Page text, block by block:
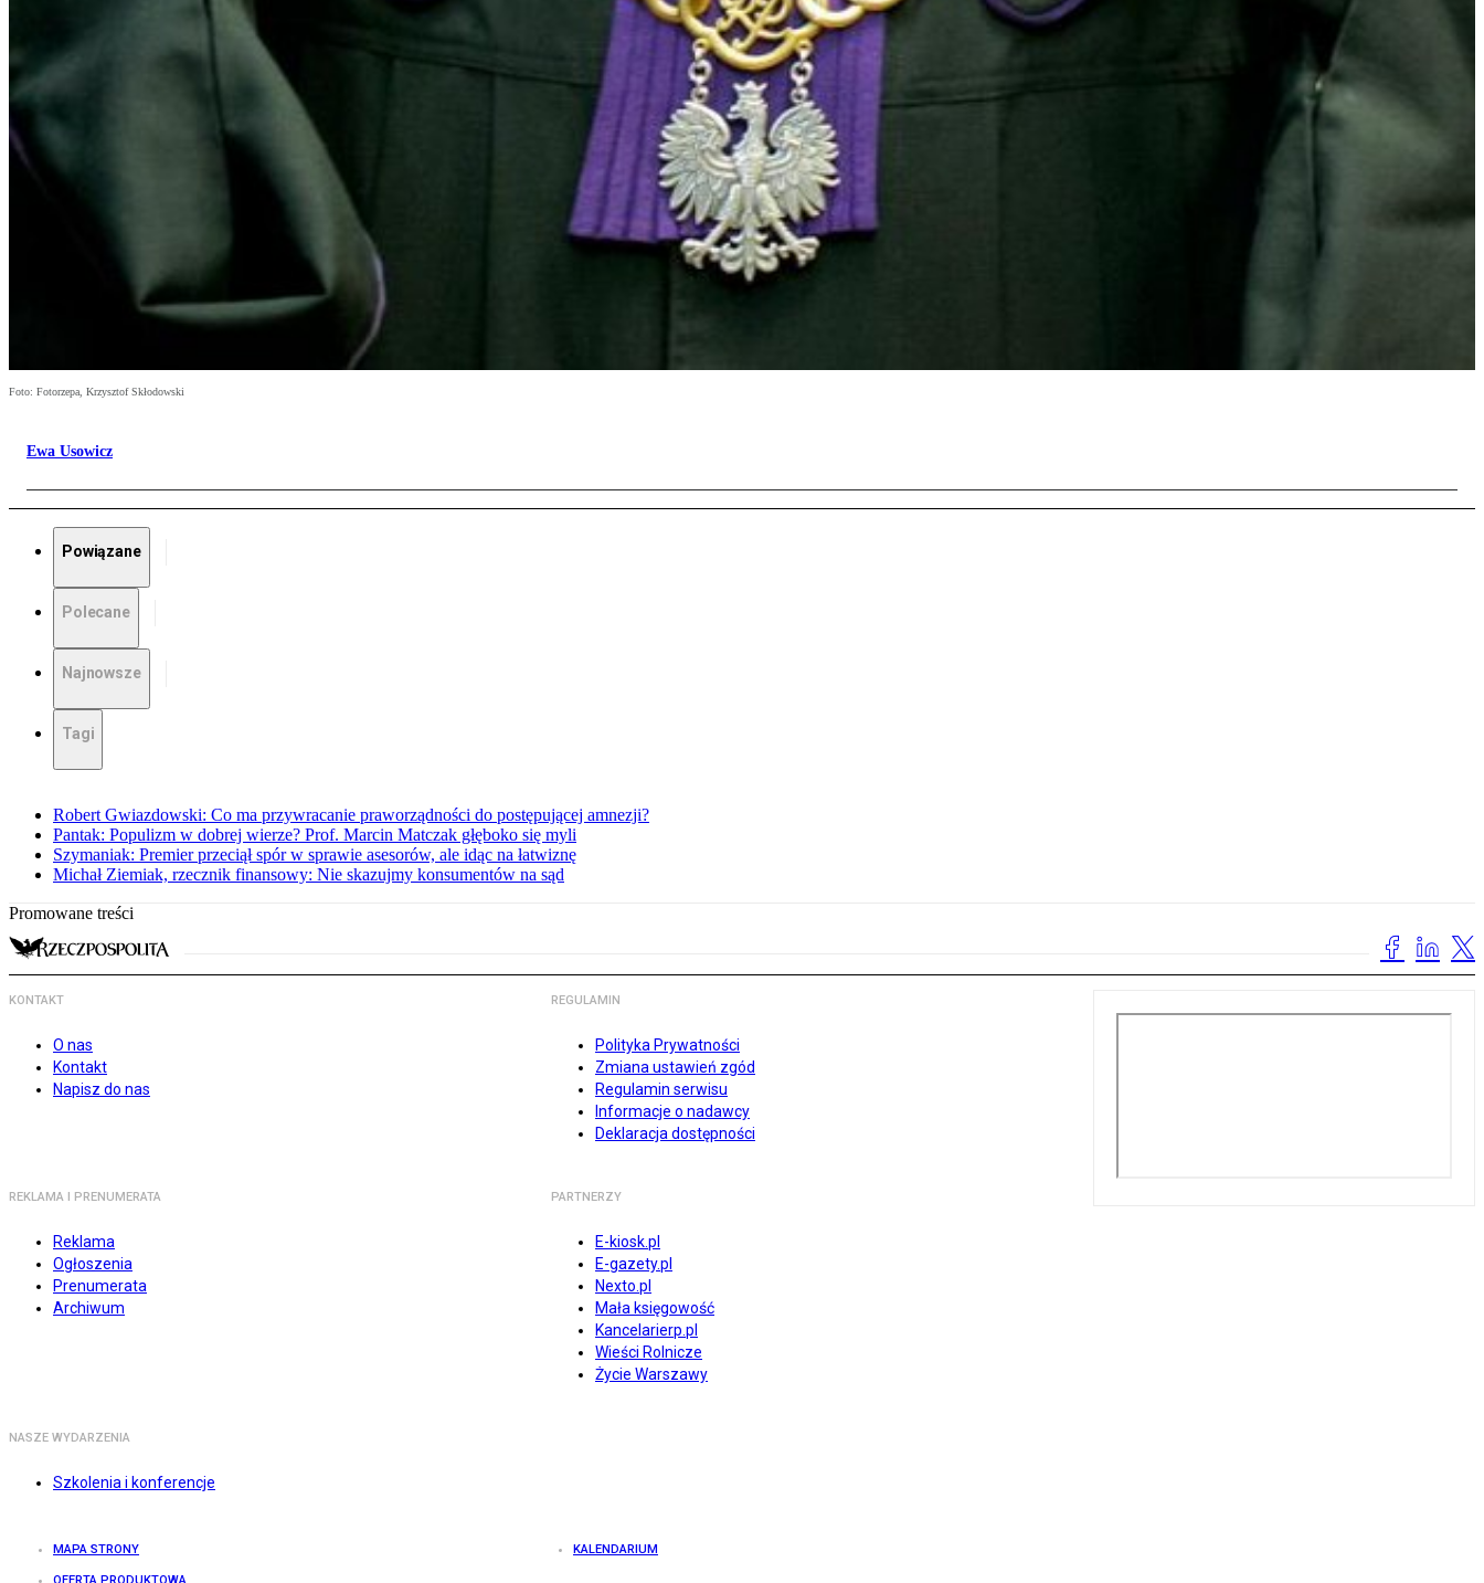
Foto: Fotorzepa, Krzysztof Skłodowski
Ewa Usowicz
Powiązane
Polecane
Najnowsze
Tagi
Robert Gwiazdowski: Co ma przywracanie praworządności do postępującej amnezji?
Pantak: Populizm w dobrej wierze? Prof. Marcin Matczak głęboko się myli
Szymaniak: Premier przeciął spór w sprawie asesorów, ale idąc na łatwiznę
Michał Ziemiak, rzecznik finansowy: Nie skazujmy konsumentów na sąd
Promowane treści
KONTAKT
O nas
Kontakt
Napisz do nas
REGULAMIN
Polityka Prywatności
Zmiana ustawień zgód
Regulamin serwisu
Informacje o nadawcy
Deklaracja dostępności
REKLAMA I PRENUMERATA
Reklama
Ogłoszenia
Prenumerata
Archiwum
PARTNERZY
E-kiosk.pl
E-gazety.pl
Nexto.pl
Mała księgowość
Kancelarierp.pl
Wieści Rolnicze
Życie Warszawy
NASZE WYDARZENIA
Szkolenia i konferencje
MAPA STRONY KALENDARIUM